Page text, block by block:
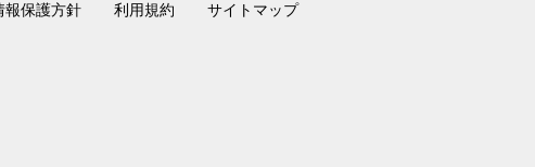
報保護方針 利用規約 サイトマップ